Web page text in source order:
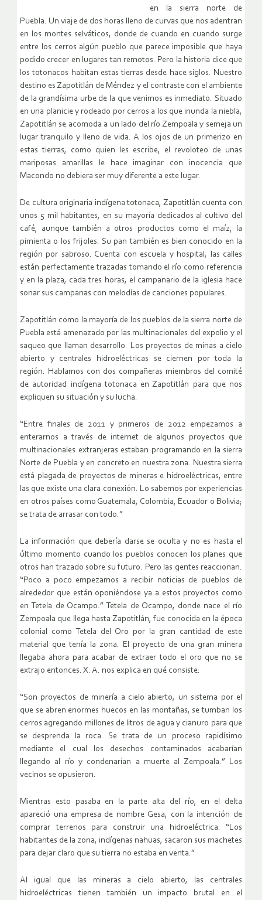
en la sierra norte de
Puebla. Un viaje de dos horas lleno de curvas que nos adentran
en los montes selváticos, donde de cuando en cuando surge
entre los cerros algún pueblo que parece imposible que haya
podido crecer en lugares tan remotos. Pero la historia dice que
los totonacos habitan estas tierras desde hace siglos. Nuestro
destino es Zapotitlán de Méndez y el contraste con el ambiente
de la grandísima urbe de la que venimos es inmediato. Situado
en una planicie y rodeado por cerros a los que inunda la niebla,
Zapotitlán se acomoda a un lado del río Zempoala y semeja un
lugar tranquilo y lleno de vida. A los ojos de un primerizo en
estas tierras, como quien les escribe, el revoloteo de unas
mariposas amarillas le hace imaginar con inocencia que
Macondo no debiera ser muy diferente a este lugar.
De cultura originaria indígena totonaca, Zapotitlán cuenta con
unos 5 mil habitantes, en su mayoría dedicados al cultivo del
café, aunque también a otros productos como el maíz, la
pimienta o los frijoles. Su pan también es bien conocido en la
región por sabroso. Cuenta con escuela y hospital, las calles
están perfectamente trazadas tomando el río como referencia
y en la plaza, cada tres horas, el campanario de la iglesia hace
sonar sus campanas con melodías de canciones populares.
Zapotitlán como la mayoría de los pueblos de la sierra norte de
Puebla está amenazado por las multinacionales del expolio y el
saqueo que llaman desarrollo. Los proyectos de minas a cielo
abierto y centrales hidroeléctricas se ciernen por toda la
región. Hablamos con dos compañeras miembros del comité
de autoridad indígena totonaca en Zapotitlán para que nos
expliquen su situación y su lucha.
“Entre finales de 2011 y primeros de 2012 empezamos a
enterarnos a través de internet de algunos proyectos que
multinacionales extranjeras estaban programando en la sierra
Norte de Puebla y en concreto en nuestra zona. Nuestra sierra
está plagada de proyectos de mineras e hidroeléctricas, entre
las que existe una clara conexión. Lo sabemos por experiencias
en otros países como Guatemala, Colombia, Ecuador o Bolivia;
se trata de arrasar con todo.”
La información que debería darse se oculta y no es hasta el
último momento cuando los pueblos conocen los planes que
otros han trazado sobre su futuro. Pero las gentes reaccionan.
“Poco a poco empezamos a recibir noticias de pueblos de
alrededor que están oponiéndose ya a estos proyectos como
en Tetela de Ocampo.” Tetela de Ocampo, donde nace el río
Zempoala que llega hasta Zapotitlán, fue conocida en la época
colonial como Tetela del Oro por la gran cantidad de este
material que tenía la zona. El proyecto de una gran minera
llegaba ahora para acabar de extraer todo el oro que no se
extrajo entonces. X. A. nos explica en qué consiste:
“Son proyectos de minería a cielo abierto, un sistema por el
que se abren enormes huecos en las montañas, se tumban los
cerros agregando millones de litros de agua y cianuro para que
se desprenda la roca. Se trata de un proceso rapidísimo
mediante el cual los desechos contaminados acabarían
llegando al río y condenarían a muerte al Zempoala.” Los
vecinos se opusieron.
Mientras esto pasaba en la parte alta del río, en el delta
apareció una empresa de nombre Gesa, con la intención de
comprar terrenos para construir una hidroeléctrica. “Los
habitantes de la zona, indígenas nahuas, sacaron sus machetes
para dejar claro que su tierra no estaba en venta.”
Al igual que las mineras a cielo abierto, las centrales
hidroeléctricas tienen también un impacto brutal en el